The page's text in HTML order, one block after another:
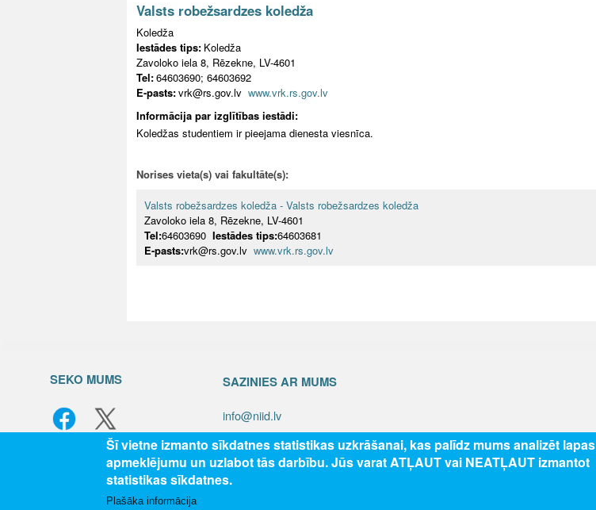
Valsts robežsardzes koledža
Koledža
Iestādes tips: Koledža
Zavoloko iela 8, Rēzekne, LV-4601
Tel:64603690; 64603692
E-pasts:vrk@rs.gov.lv www.vrk.rs.gov.lv
Informācija par izglītības iestādi:
Koledžas studentiem ir pieejama dienesta viesnīca.
Norises vieta(s) vai fakultāte(s):
Valsts robežsardzes koledža - Valsts robežsardzes koledža
Zavoloko iela 8, Rēzekne, LV-4601
Tel:64603690 Iestādes tips:64603681
E-pasts:vrk@rs.gov.lv www.vrk.rs.gov.lv
SEKO MUMS SAZINIES AR MUMS
info@niid.lv
Šī vietne izmanto sīkdatnes statistikas uzkrāšanai, kas palīdz mums analizēt lapas
apmeklējumu un uzlabot tās darbību. Jūs varat ATĻAUT vai NEATĻAUT izmantot
statistikas sīkdatnes.
Plašāka informācija